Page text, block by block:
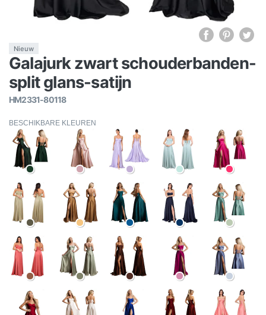
Nieuw
Galajurk zwart schouderbanden-
split glans-satijn
HM2331-80118
BESCHIKBARE KLEUREN